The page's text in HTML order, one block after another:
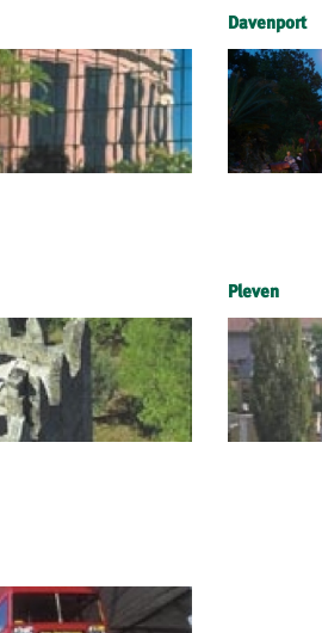
Davenport
Pleven